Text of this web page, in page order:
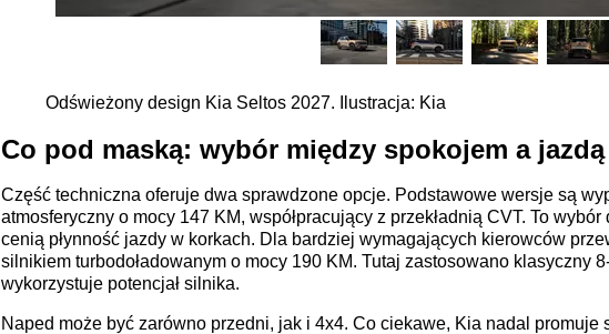
Odświeżony design Kia Seltos 2027. Ilustracja: Kia
Co pod maską: wybór między spokojem a jazdą
Część techniczna oferuje dwa sprawdzone opcje. Podstawowe wersje są
atmosferyczny o mocy 147 KM, współpracujący z przekładnią CVT. To
cenią płynność jazdy w korkach. Dla bardziej wymagających kierowców
silnikiem turbodoładowanym o mocy 190 KM. Tutaj zastosowano klasyczny
wykorzystuje potencjał silnika.
Naped może być zarówno przedni, jak i 4x4. Co ciekawe, Kia nadal promuje